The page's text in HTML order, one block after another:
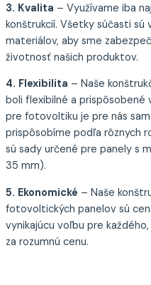
3. Kvalita – Využívame iba
konštrukcií. Všetky súčasti sú
materiálov, aby sme
životnosť našich produktov.
4. Flexibilita – Naše
boli flexibilné a prispôsobené
pre fotovoltiku je pre nás
prispôsobíme podľa rôznych
sú sady určené pre panely s
35 mm).
5. Ekonomické – Naše
fotovoltických panelov sú
vynikajúcu voľbu pre
za rozumnú cenu.